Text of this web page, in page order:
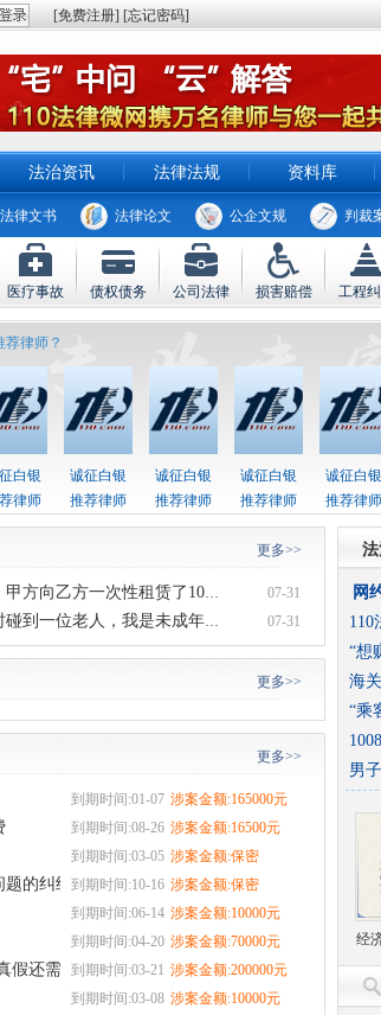
[免费注册] [忘记密码]
法治资讯 法律法规 资料库
法律文书 法律论文 公企文规 判裁
医疗事故 债权债务 公司法律 损害赔偿 工程
荐律师？
白银
律师
诚征白银
推荐律师
诚征白银
推荐律师
诚征白银
推荐律师
诚征白银
推荐律师
更多>>
店铺合同纠纷：甲方向乙方一次性租赁了10年（2008年至2018年），
07-31
路上骑电动车时碰到一位老人，我是未成年人，当时老人要求去医院检查，相关 07-31
更多>>
更多>>
涉案金额:165000元
到期时间:01-07
涉案金额:16500元
到期时间:08-26
涉案金额:保密
到期时间:03-05
题的纠纷 涉案金额:保密
到期时间:10-16
涉案金额:10000元
到期时间:06-14
涉案金额:70000元
到期时间:04-20
假还需判断)投资.现出不了金涉案金额:200000元
到期时间:03-21
涉案金额:10000元
到期时间:03-08
网
110
“想
海
“乘
男
经
付